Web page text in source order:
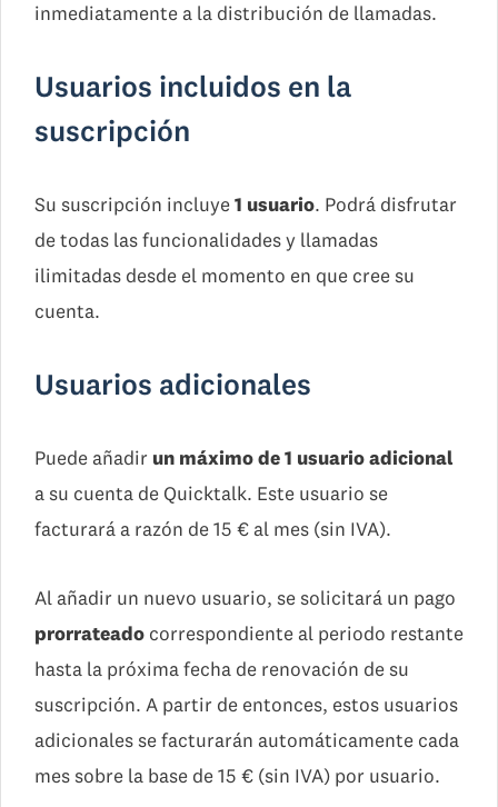
inmediatamente a la distribución de llamadas.
Usuarios incluidos en la
suscripción
Su suscripción incluye1 usuario. Podrá disfrutar
de todas las funcionalidades y llamadas
ilimitadas desde el momento en que cree su
cuenta.
Usuarios adicionales
Puede añadir un máximo de 1 usuario adicional
a su cuenta de Quicktalk. Este usuario se
facturará a razón de 15 € al mes (sin IVA).
Al añadir un nuevo usuario, se solicitará un pago
prorrateado correspondiente al periodo restante
hasta la próxima fecha de renovación de su
suscripción. A partir de entonces, estos usuarios
adicionales se facturarán automáticamente cada
mes sobre la base de 15 € (sin IVA) por usuario.